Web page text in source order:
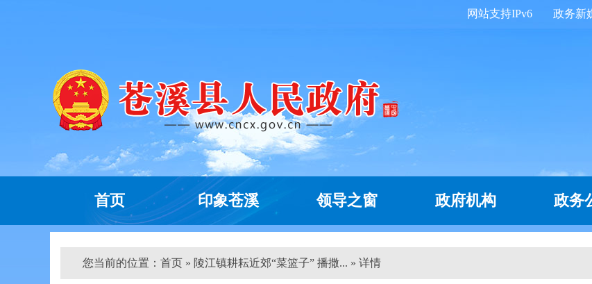
政务新
网站支持IPv6
首页 印象苍溪 领导之窗 政府机构 政务
您当前的位置： 首页 » 陵江镇耕耘近郊“菜篮子” 播撒... » 详情